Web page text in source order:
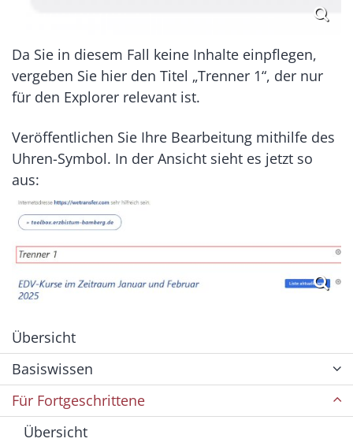
Da Sie in diesem Fall keine Inhalte einpflegen,
vergeben Sie hier den Titel „Trenner 1“, der nur
für den Explorer relevant ist.
Veröffentlichen Sie Ihre Bearbeitung mithilfe des
Uhren-Symbol. In der Ansicht sieht es jetzt so
aus:
Übersicht
Basiswissen
Für Fortgeschrittene
Übersicht